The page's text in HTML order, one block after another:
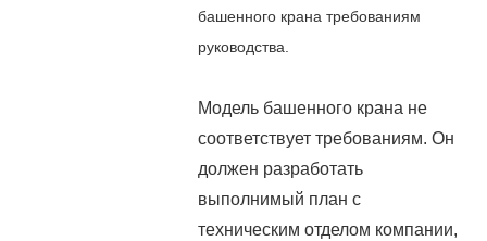
башенного крана требованиям
руководства.
Модель башенного крана не
соответствует требованиям. Он
должен разработать
выполнимый план с
техническим отделом компании,